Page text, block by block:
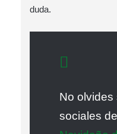
duda.
No olvides
sociales